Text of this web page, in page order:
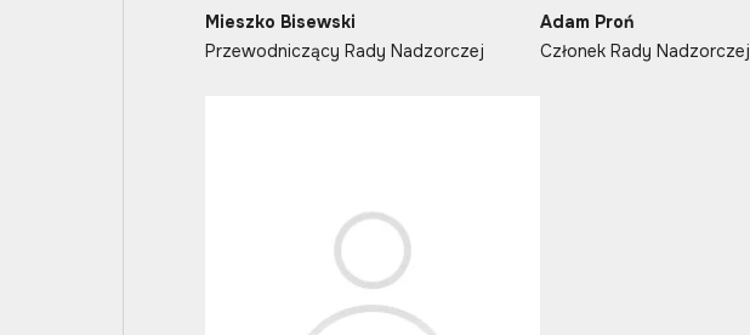
Mieszko Bisewski
Przewodniczący Rady Nadzorczej
Adam Proń
Członek Rady Nadzorczej